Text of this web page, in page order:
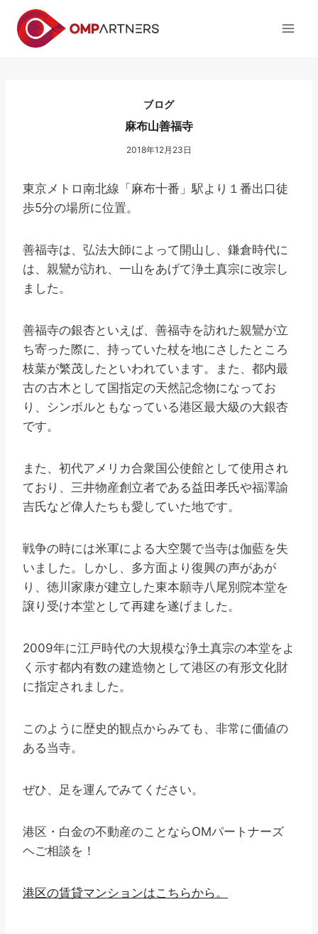
ブログ
麻布山善福寺
2018年12月23日
東京メトロ南北線「麻布十番」駅より１番出口徒
歩5分の場所に位置。
善福寺は、弘法大師によって開山し、鎌倉時代に
は、親鸞が訪れ、一山をあげて浄土真宗に改宗し
ました。
善福寺の銀杏といえば、善福寺を訪れた親鸞が立
ち寄った際に、持っていた杖を地にさしたところ
枝葉が繁茂したといわれています。また、都内最
古の古木として国指定の天然記念物になってお
り、シンボルともなっている港区最大級の大銀杏
です。
また、初代アメリカ合衆国公使館として使用され
ており、三井物産創立者である益田孝氏や福澤諭
吉氏など偉人たちも愛していた地です。
戦争の時には米軍による大空襲で当寺は伽藍を失
いました。しかし、多方面より復興の声があが
り、徳川家康が建立した東本願寺八尾別院本堂を
譲り受け本堂として再建を遂げました。
2009年に江戸時代の大規模な浄土真宗の本堂をよ
く示す都内有数の建造物として港区の有形文化財
に指定されました。
このように歴史的観点からみても、非常に価値の
ある当寺。
ぜひ、足を運んでみてください。
港区・白金の不動産のことならOMパートナーズ
ヘご相談を！
港区の賃貸マンションはこちらから。